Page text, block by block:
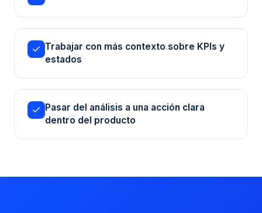
Trabajar con más contexto sobre KPIs y
estados
Pasar del análisis a una acción clara
dentro del producto